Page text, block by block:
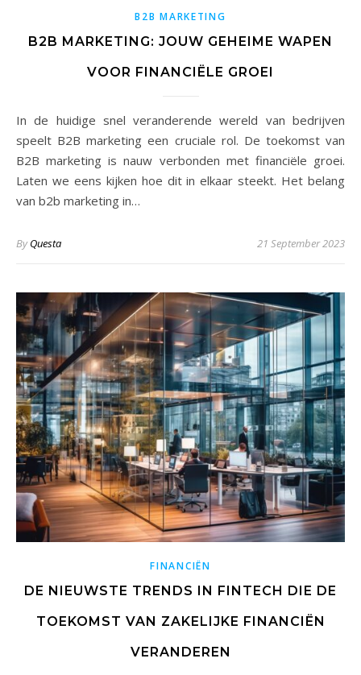
B2B MARKETING
B2B MARKETING: JOUW GEHEIME WAPEN
VOOR FINANCIËLE GROEI
In de huidige snel veranderende wereld van bedrijven
speelt B2B marketing een cruciale rol. De toekomst van
B2B marketing is nauw verbonden met financiële groei.
Laten we eens kijken hoe dit in elkaar steekt. Het belang
van b2b marketing in…
ByQuesta 21 September 2023
FINANCIËN
DE NIEUWSTE TRENDS IN FINTECH DIE DE
TOEKOMST VAN ZAKELIJKE FINANCIËN
VERANDEREN